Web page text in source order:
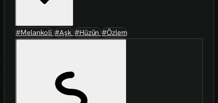
#Melankoli#Aşk#Hüzün#Özlem